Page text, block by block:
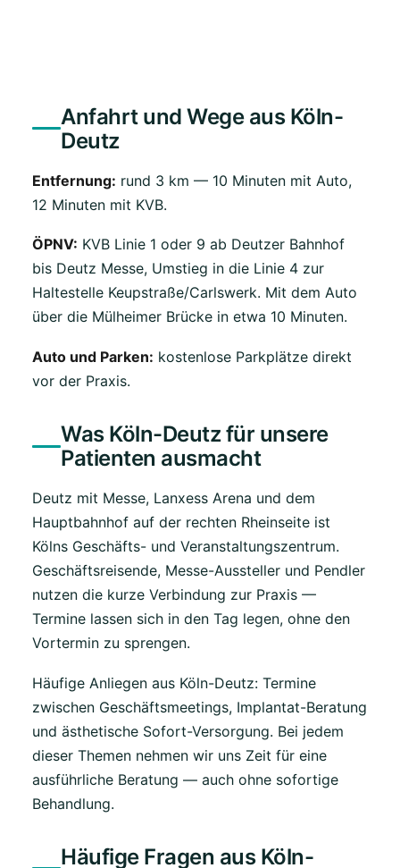
Anfahrt und Wege aus Köln-
Deutz
Entfernung: rund 3 km — 10 Minuten mit Auto,
12 Minuten mit KVB.
ÖPNV: KVB Linie 1 oder 9 ab Deutzer Bahnhof
bis Deutz Messe, Umstieg in die Linie 4 zur
Haltestelle Keupstraße/Carlswerk. Mit dem Auto
über die Mülheimer Brücke in etwa 10 Minuten.
Auto und Parken: kostenlose Parkplätze direkt
vor der Praxis.
Was Köln-Deutz für unsere
Patienten ausmacht
Deutz mit Messe, Lanxess Arena und dem
Hauptbahnhof auf der rechten Rheinseite ist
Kölns Geschäfts- und Veranstaltungszentrum.
Geschäftsreisende, Messe-Aussteller und Pendler
nutzen die kurze Verbindung zur Praxis —
Termine lassen sich in den Tag legen, ohne den
Vortermin zu sprengen.
Häufige Anliegen aus Köln-Deutz: Termine
zwischen Geschäftsmeetings, Implantat-Beratung
und ästhetische Sofort-Versorgung. Bei jedem
dieser Themen nehmen wir uns Zeit für eine
ausführliche Beratung — auch ohne sofortige
Behandlung.
Häufige Fragen aus Köln-